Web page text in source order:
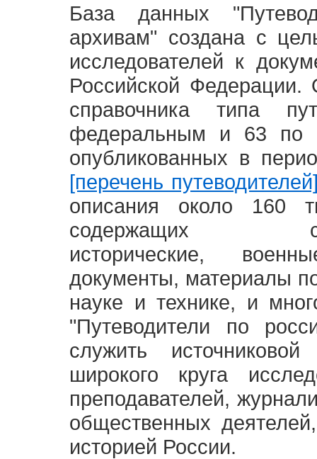
База данных
архивам" создана с
исследователей к
Российской
справочника типа
федеральным и 63 по
опубликованных в
[перечень
описания около 160
содержащих
исторические,
документы, материалы
науке и технике, и
"Путеводители по
служить
широкого круга
преподавателей,
общественных
историей России.